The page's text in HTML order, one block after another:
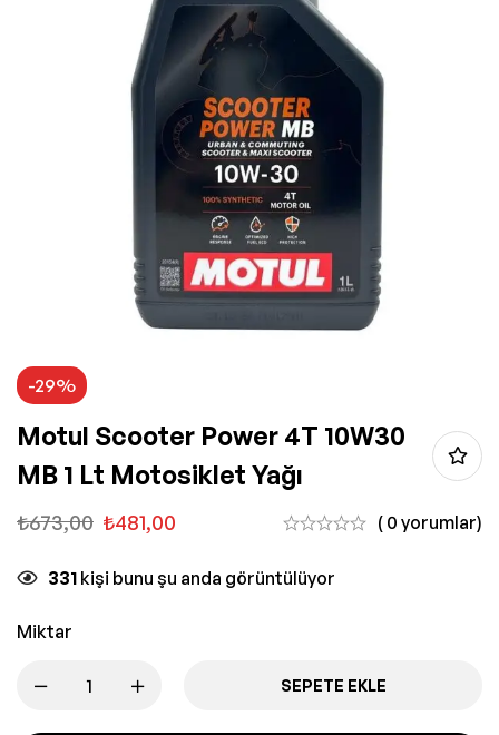
-29%
Motul Scooter Power 4T 10W30
MB 1 Lt Motosiklet Yağı
₺673,00 ₺481,00 ( 0 yorumlar)
331 kişi bunu şu anda görüntülüyor
Miktar
SEPETE EKLE